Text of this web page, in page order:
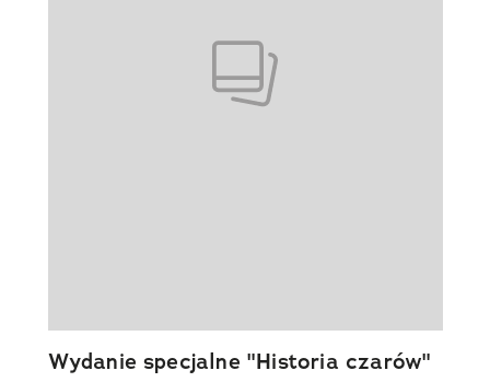
Wydanie specjalne "Historia czarów"